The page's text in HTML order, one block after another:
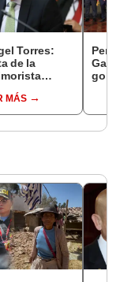
Torres:
de la
MÁS